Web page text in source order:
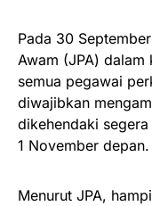
Pada 30
Awam (JPA) dalam
semua pegawai
diwajibkan
dikehendaki
1 November depan.
Menurut JPA,